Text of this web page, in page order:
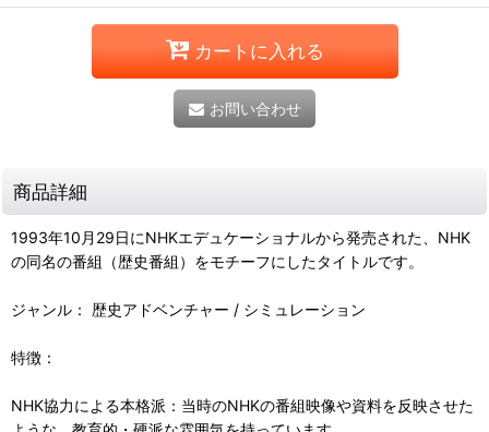
カートに入れる
お問い合わせ
商品詳細
1993年10月29日にNHKエデュケーショナルから発売された、NHK
の同名の番組（歴史番組）をモチーフにしたタイトルです。
ジャンル： 歴史アドベンチャー / シミュレーション
特徴：
NHK協力による本格派：当時のNHKの番組映像や資料を反映させた